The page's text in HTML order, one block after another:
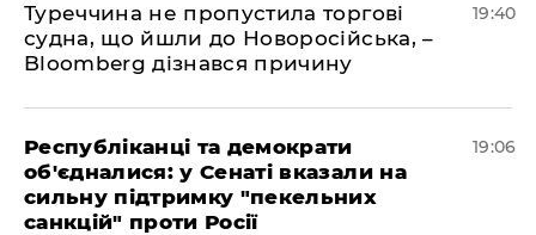
Туреччина не пропустила торгові
судна, що йшли до Новоросійська, –
Bloomberg дізнався причину
19:40
Республіканці та демократи
об'єдналися: у Сенаті вказали на
сильну підтримку "пекельних
санкцій" проти Росії
19:06